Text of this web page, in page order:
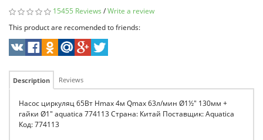
15455 Reviews /Write a review
This product are recomended to friends:
Description Reviews
Насос циркуляц 65Вт Hmax 4м Qmax 63л/мин Ø1½" 130мм +
гайки Ø1" aquatica 774113 Страна: Китай Поставщик: Aquatica
Код: 774113